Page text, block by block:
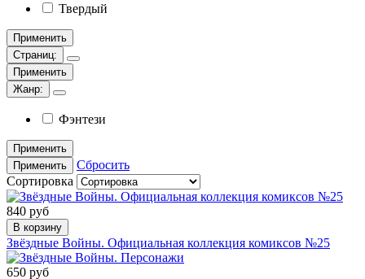
Твердый
Применить
Страниц:
Применить
Жанр:
Фэнтези
Применить
Применить
Сбросить
Сортировка
840 руб
В корзину
Звёздные Войны. Официальная коллекция комиксов №25
650 руб